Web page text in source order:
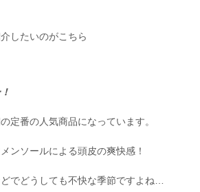
したいのがこちら
定番の人気商品になっています。
ンソールによる頭皮の爽快感！
でどうしても不快な季節ですよね…